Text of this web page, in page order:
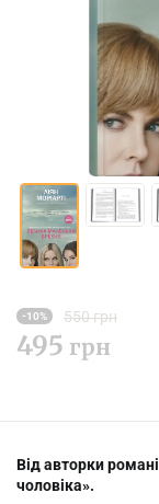
-10% 550 грн
495 грн
Від авторки
чоловіка».